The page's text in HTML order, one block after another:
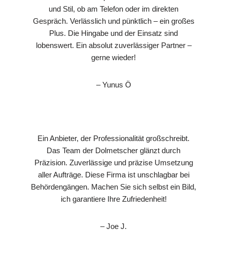
und Stil, ob am Telefon oder im direkten
Gespräch. Verlässlich und pünktlich – ein großes
Plus. Die Hingabe und der Einsatz sind
lobenswert. Ein absolut zuverlässiger Partner –
gerne wieder!
– Yunus Ö
Ein Anbieter, der Professionalität großschreibt.
Das Team der Dolmetscher glänzt durch
Präzision. Zuverlässige und präzise Umsetzung
aller Aufträge. Diese Firma ist unschlagbar bei
Behördengängen. Machen Sie sich selbst ein Bild,
ich garantiere Ihre Zufriedenheit!
– Joe J.